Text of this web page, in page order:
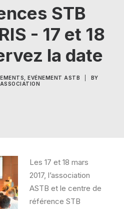
STB
- 17 et 18
la date
,EVÉNEMENT ASTB
BY
Les 17 et 18 mars
2017, l’association
ASTB et le centre de
référence STB